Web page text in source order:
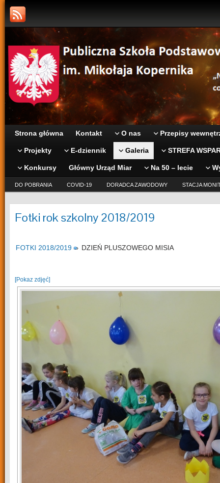
Strona główna Kontakt O nas Przepisy
Projekty E-dziennik Galeria STREFA
Konkursy Główny Urząd Miar Na 50 – lecie
DO POBRANIA COVID-19 DORADCA ZAWODOWY STACJA
Fotki rok szkolny 2018/2019
FOTKI 2018/2019 » DZIEŃ PLUSZOWEGO MISIA
[Pokaz zdjęć]